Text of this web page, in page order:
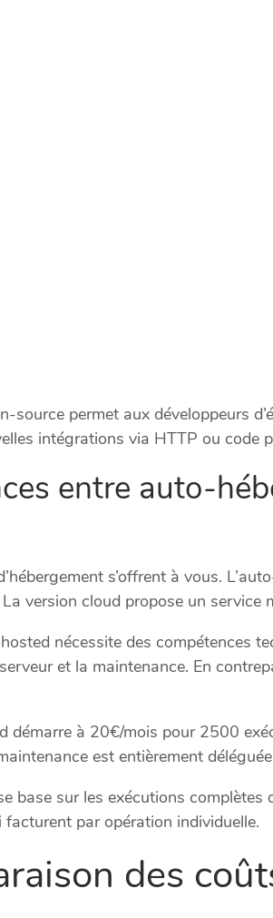
source permet aux développeurs
intégrations via HTTP ou code
entre auto-
s’offrent à vous.
version cloud propose un service
nécessite des compétences
et la maintenance. En
démarre à 20€/mois pour 2500
est entièrement déléguée
base sur les exécutions
par opération individuelle.
des